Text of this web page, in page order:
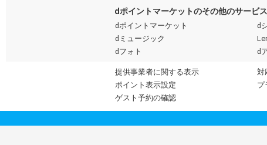
dポイントマーケットのその他のサービス
dポイントマーケット d
dミュージック
dフォト
d
提供事業者に関する表示 対
ポイント表示設定
プ
ゲスト予約の確認